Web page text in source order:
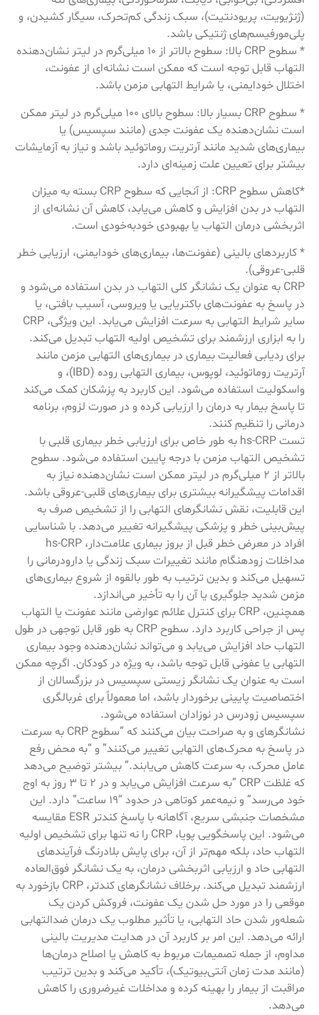
(ژنژیویت، پریودنتیت)، سبک زندگی کم‌تحرک، سیگار کشیدن، و
پلی‌مورفیسم‌های ژنتیکی باشد.
* سطوح CRP بالا: سطوح بالاتر از 10 میلی‌گرم در لیتر نشان‌دهنده
التهاب قابل توجه است که ممکن است نشانه‌ای از عفونت،
اختلال خودایمنی، یا شرایط التهابی مزمن باشد.
* سطوح CRP بسیار بالا: سطوح بالای 100 میلی‌گرم در لیتر ممکن
است نشان‌دهنده یک عفونت جدی (مانند سپسیس) یا
بیماری‌های شدید مانند آرتریت روماتوئید باشد و نیاز به آزمایشات
بیشتر برای تعیین علت زمینه‌ای دارد.
*کاهش سطوح CRP: از آنجایی که سطوح CRP بسته به میزان
التهاب در بدن افزایش و کاهش می‌یابد، کاهش آن نشانه‌ای از
اثربخشی درمان التهاب یا بهبودی خودبه‌خودی است.
* کاربردهای بالینی (عفونت‌ها، بیماری‌های خودایمنی، ارزیابی خطر
قلبی-عروقی).
CRP به عنوان یک نشانگر کلی التهاب در بدن استفاده می‌شود و
در پاسخ به عفونت‌های باکتریایی یا ویروسی، آسیب بافتی، یا
سایر شرایط التهابی به سرعت افزایش می‌یابد. این ویژگی، CRP
را به ابزاری ارزشمند برای تشخیص اولیه التهاب تبدیل می‌کند.
برای ردیابی فعالیت بیماری در بیماری‌های التهابی مزمن مانند
آرتریت روماتوئید، لوپوس، بیماری التهابی روده (IBD)، و
واسکولیت استفاده می‌شود. این کاربرد به پزشکان کمک می‌کند
تا پاسخ بیمار به درمان را ارزیابی کرده و در صورت لزوم، برنامه
درمانی را تنظیم کنند.
تست hs-CRP به طور خاص برای ارزیابی خطر بیماری قلبی با
تشخیص التهاب مزمن با درجه پایین استفاده می‌شود. سطوح
بالاتر از 2 میلی‌گرم در لیتر ممکن است نشان‌دهنده نیاز به
اقدامات پیشگیرانه بیشتری برای بیماری‌های قلبی-عروقی باشد.
این قابلیت، نقش نشانگرهای التهابی را از تشخیص صرف به
پیش‌بینی خطر و پزشکی پیشگیرانه تغییر می‌دهد. با شناسایی
افراد در معرض خطر قبل از بروز بیماری علامت‌دار، hs-CRP
مداخلات زودهنگام مانند تغییرات سبک زندگی یا دارودرمانی را
تسهیل می‌کند و بدین ترتیب به طور بالقوه از شروع بیماری‌های
مزمن شدید جلوگیری یا آن را به تأخیر می‌اندازد.
همچنین، CRP برای کنترل علائم عوارضی مانند عفونت یا التهاب
پس از جراحی کاربرد دارد. سطوح CRP به طور قابل توجهی در طول
التهاب حاد افزایش می‌یابد و می‌تواند نشان‌دهنده وجود بیماری
التهابی یا عفونی قابل توجه باشد، به ویژه در کودکان. اگرچه ممکن
است به عنوان یک نشانگر زیستی سپسیس در بزرگسالان از
اختصاصیت پایینی برخوردار باشد، اما معمولاً برای غربالگری
سپسیس زودرس در نوزادان استفاده می‌شود.
نشانگرهای و به صراحت بیان می‌کنند که “سطوح CRP به سرعت
در پاسخ به محرک‌های التهابی تغییر می‌کنند” و “به محض رفع
عامل محرک، به سرعت کاهش می‌یابند.” بیشتر توضیح می‌دهد
که غلظت CRP “به سرعت افزایش می‌یابد و در 2 تا 3 روز به اوج
خود می‌رسد” و نیمه‌عمر کوتاهی در حدود “19 ساعت” دارد. این
مشخصات جنبشی سریع، آگاهانه با پاسخ کندتر ESR مقایسه
می‌شود. این پاسخگویی پویا، CRP را نه تنها برای تشخیص اولیه
التهاب حاد، بلکه مهم‌تر از آن، برای پایش بلادرنگ فرآیندهای
التهابی حاد و ارزیابی اثربخشی درمان، به یک نشانگر فوق‌العاده
ارزشمند تبدیل می‌کند. برخلاف نشانگرهای کندتر، CRP بازخورد به
موقعی را در مورد حل شدن یک عفونت، فروکش کردن یک
شعله‌ور شدن حاد التهابی، یا تأثیر مطلوب یک درمان ضدالتهابی
ارائه می‌دهد. این امر بر کاربرد آن در هدایت مدیریت بالینی
مداوم، از جمله تصمیمات مربوط به کاهش یا اصلاح درمان‌ها
(مانند مدت زمان آنتی‌بیوتیک)، تأکید می‌کند و بدین ترتیب
مراقبت از بیمار را بهینه کرده و مداخلات غیرضروری را کاهش
می‌دهد.